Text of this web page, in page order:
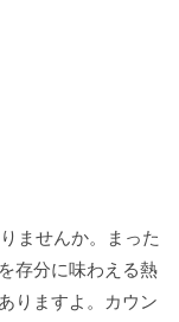
ませんか。まった
存分に味わえる熱
りますよ。カウン